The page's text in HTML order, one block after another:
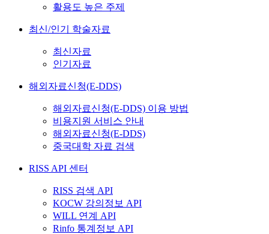
활용도 높은 주제
최신/인기 학술자료
최신자료
인기자료
해외자료신청(E-DDS)
해외자료신청(E-DDS) 이용 방법
비용지원 서비스 안내
해외자료신청(E-DDS)
중국대학 자료 검색
RISS API 센터
RISS 검색 API
KOCW 강의정보 API
WILL 연계 API
Rinfo 통계정보 API